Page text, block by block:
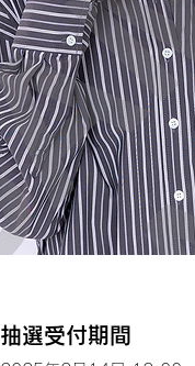
抽選受付期間